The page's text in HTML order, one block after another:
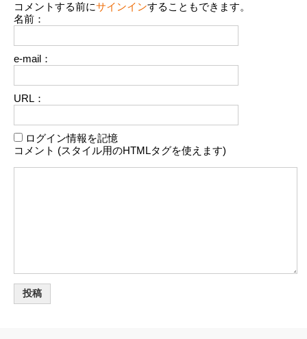
コメントする前にサインインすることもできます。
名前：
e-mail：
URL：
ログイン情報を記憶
コメント (スタイル用のHTMLタグを使えます)